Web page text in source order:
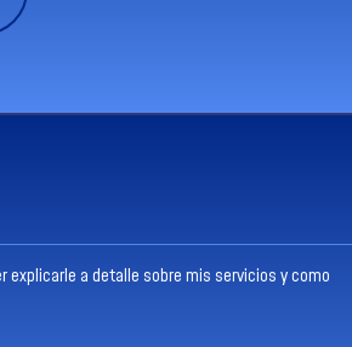
explicarle a detalle sobre mis servicios y como